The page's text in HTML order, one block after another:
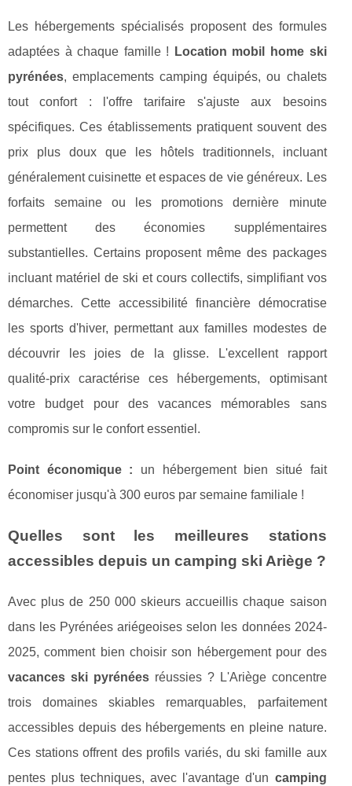
Les hébergements spécialisés proposent des formules
adaptées à chaque famille !
Location mobil home ski
pyrénées, emplacements camping équipés, ou chalets
tout confort : l'offre tarifaire s'ajuste aux besoins
spécifiques. Ces établissements pratiquent souvent des
prix plus doux que les hôtels traditionnels, incluant
généralement cuisinette et espaces de vie généreux. Les
forfaits semaine ou les promotions dernière minute
permettent des économies supplémentaires
substantielles. Certains proposent même des packages
incluant matériel de ski et cours collectifs, simplifiant vos
démarches. Cette accessibilité financière démocratise
les sports d'hiver, permettant aux familles modestes de
découvrir les joies de la glisse. L'excellent rapport
qualité-prix caractérise ces hébergements, optimisant
votre budget pour des vacances mémorables sans
compromis sur le confort essentiel.
Point économique : un hébergement bien situé fait
économiser jusqu'à 300 euros par semaine familiale !
Quelles sont les meilleures stations
accessibles depuis un camping ski Ariège ?
Avec plus de 250 000 skieurs accueillis chaque saison
dans les Pyrénées ariégeoises selon les données 2024-
2025, comment bien choisir son hébergement pour des
vacances ski pyrénéesréussies ? L'Ariège concentre
trois domaines skiables remarquables, parfaitement
accessibles depuis des hébergements en pleine nature.
Ces stations offrent des profils variés, du ski famille aux
pentes plus techniques, avec l'avantage d'un camping